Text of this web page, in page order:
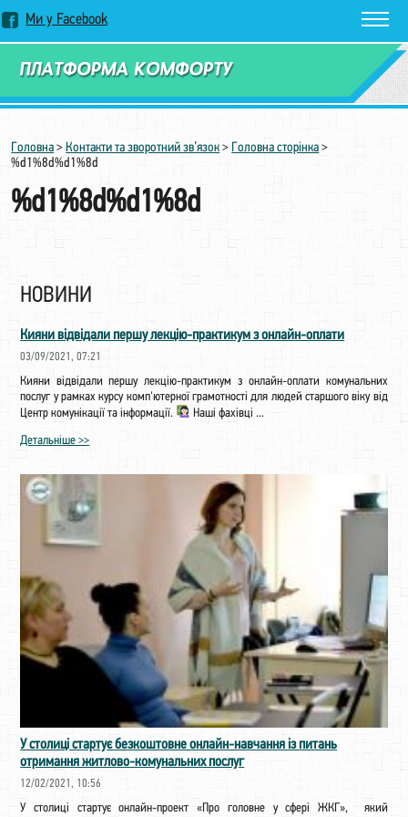
Ми у Facebook
Замовити дзвінок
Головна >Контакти та зворотний зв’язок > Головна сторінка >
%d1%8d%d1%8d
%d1%8d%d1%8d
НОВИНИ
Кияни відвідали першу лекцію-практикум з онлайн-оплати
03/09/2021, 07:21
Кияни відвідали першу лекцію-практикум з онлайн-оплати комунальних
послуг у рамках курсу комп'ютерної грамотності для людей старшого віку від
Центр комунікації та інформації.
Наші фахівці ...
Детальніше >>
У столиці стартує безкоштовне онлайн-навчання із питань
отримання житлово-комунальних послуг
12/02/2021, 10:56
У столиці стартує онлайн-проект «Про головне у сфері ЖКГ», який